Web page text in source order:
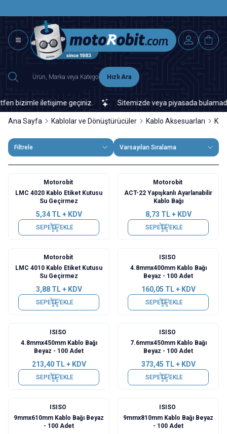
Hızlı Ara
iletişime geçiniz. Sitemizde veya piyasada
Ana Sayfa Kablolar ve Dönüştürücüler Kablo Aksesuarları
Filtrele Varsayılan Sıralama
Motorobit
LMC 4020 Kablo Etiket Kutusu
Su Geçirmez
5,34TL + KDV
SEPETE EKLE
Motorobit
ACT-22 Yapışkanlı Ayarlanabilir
Kablo Bağı
8,73 TL + KDV
SEPETE EKLE
Motorobit
LMC 4010 Kablo Etiket Kutusu
Su Geçirmez
3,88TL + KDV
SEPETE EKLE
ISISO
4.8mmx400mm Kablo Bağı
Beyaz - 100 Adet
160,05 TL + KDV
SEPETE EKLE
ISISO
4.8mmx450mm Kablo Bağı
Beyaz - 100 Adet
213,40TL + KDV
SEPETE EKLE
ISISO
7.6mmx450mm Kablo Bağı
Beyaz - 100 Adet
373,45 TL + KDV
SEPETE EKLE
ISISO
9mmx610mm Kablo Bağı Beyaz
- 100 Adet
ISISO
9mmx810mm Kablo Bağı Beyaz
- 100 Adet